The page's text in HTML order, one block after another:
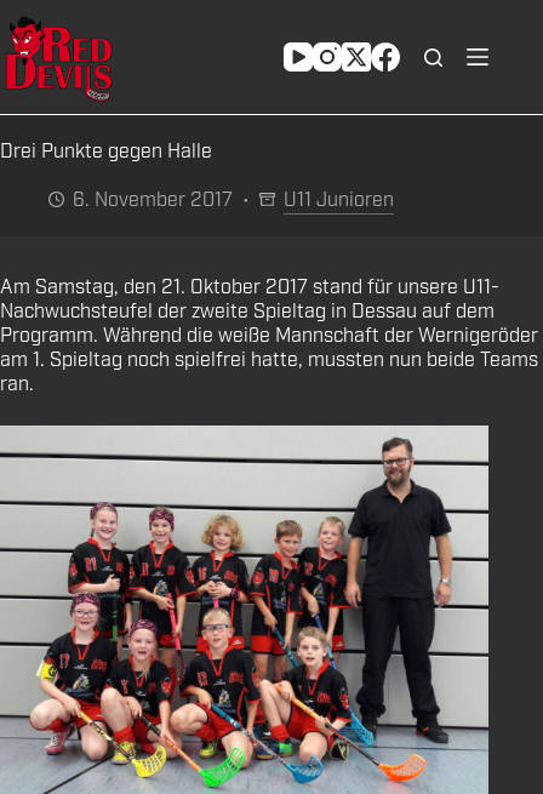
Zum
Inhalt
springen
Drei Punkte gegen Halle
6. November 2017
U11 Junioren
Am Samstag, den 21. Oktober 2017 stand für unsere U11-
Nachwuchsteufel der zweite Spieltag in Dessau auf dem
Programm. Während die weiße Mannschaft der Wernigeröder
am 1. Spieltag noch spielfrei hatte, mussten nun beide Teams
ran.